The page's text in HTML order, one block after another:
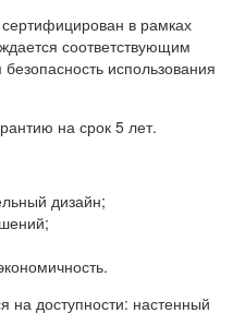
в рамках
соответствующим
использования
на срок 5 лет.
дизайн;
на доступности: настенный